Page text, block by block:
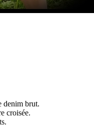
denim brut.
croisée.